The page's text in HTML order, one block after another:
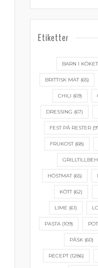
Etiketter
BARN I KÖKET
BRITTISK MAT(65)
CHILI (69)
DRESSING (67)
FEST PÅ RESTER
FRUKOST(68)
HÖSTMAT(65)
KÖTT(62)
LIME (61)
PASTA (109)
PÅSK (60)
RECEPT(1286)